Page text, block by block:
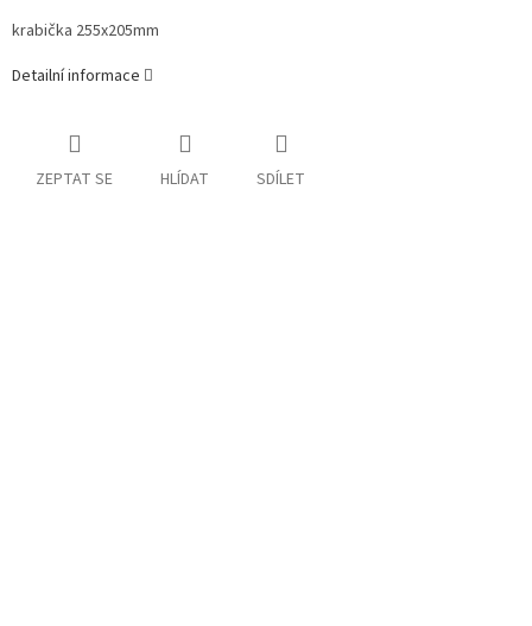
krabička 255x205mm
Detailní informace
ZEPTAT SE HLÍDAT SDÍLET